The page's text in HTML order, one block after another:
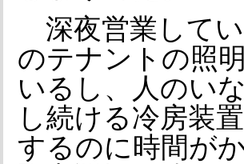
深夜営業して
のテナントの照
いるし、人のい
し続ける冷房装
するのに時間が